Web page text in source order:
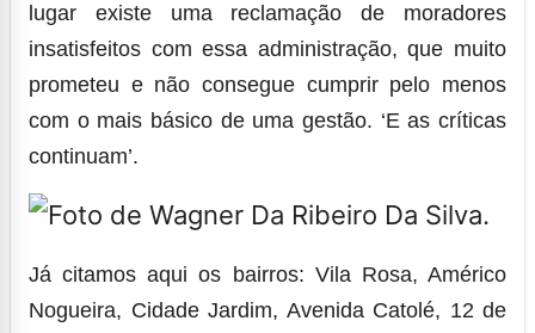
lugar existe uma reclamação de moradores
insatisfeitos com essa administração, que muito
prometeu e não consegue cumprir pelo menos
com o mais básico de uma gestão. ‘E as críticas
continuam’.
Já citamos aqui os bairros: Vila Rosa, Américo
Nogueira, Cidade Jardim, Avenida Catolé, 12 de